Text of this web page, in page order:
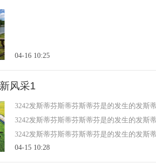
04-16 10:25
风采1
3242发斯蒂芬斯蒂芬斯蒂芬是的发生的发斯
3242发斯蒂芬斯蒂芬斯蒂芬是的发生的发斯
3242发斯蒂芬斯蒂芬斯蒂芬是的发生的发斯
04-15 10:28